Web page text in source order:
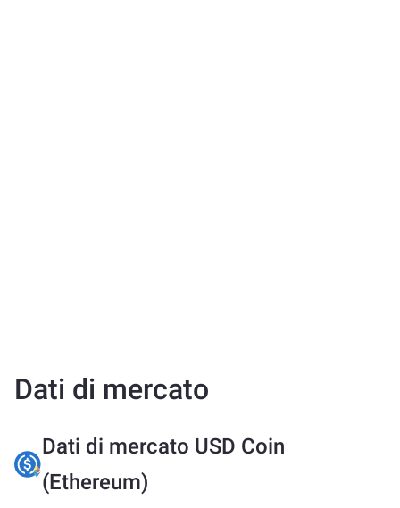
Dati di mercato
Dati di mercato USD Coin
(Ethereum)